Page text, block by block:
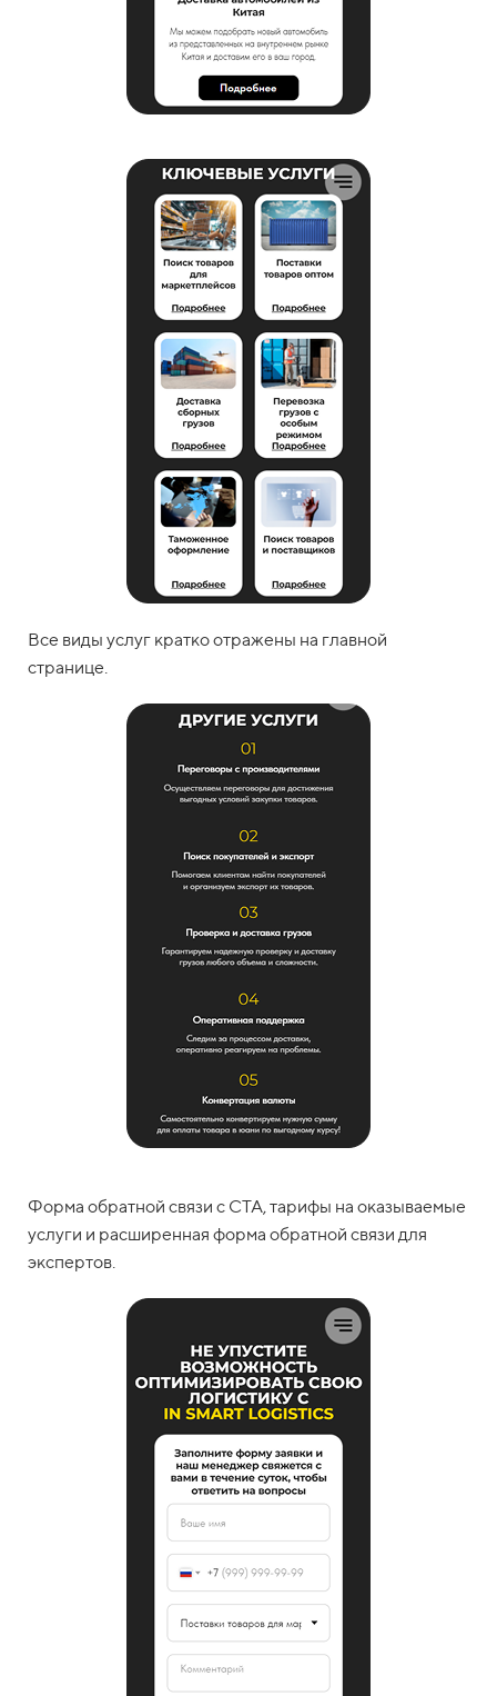
Все виды услуг кратко отражены на главной
странице.
Форма обратной связи с CTA, тарифы на оказываемые
услуги и расширенная форма обратной связи для
экспертов.